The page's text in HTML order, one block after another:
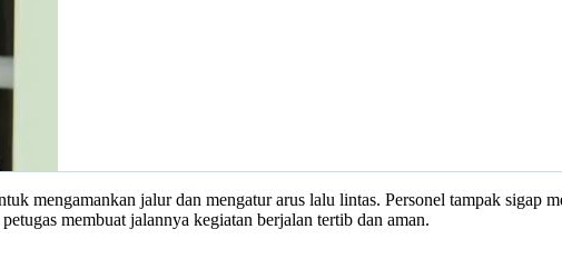
mengamankan jalur dan mengatur arus lalu lintas. Personel tampak sigap
membuat jalannya kegiatan berjalan tertib dan aman.